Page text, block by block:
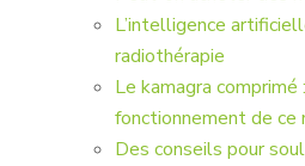
L’intelligence
radiothérapie
Le kamagra
fonctionnement de ce
Des conseils pour